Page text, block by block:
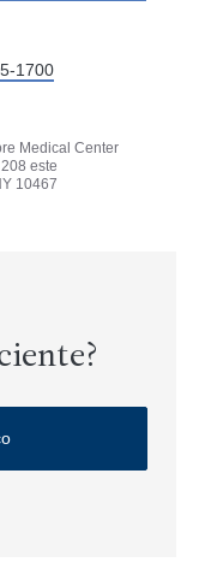
1700
Medical Center
este
10467